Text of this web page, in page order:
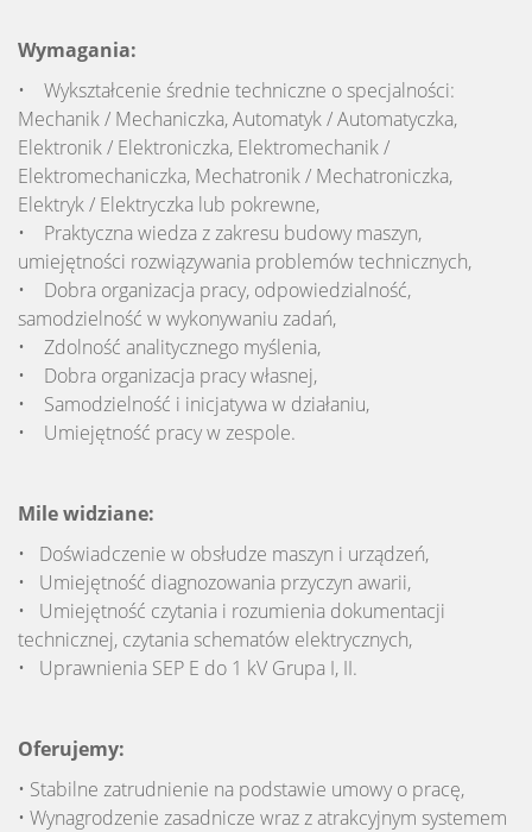
Wymagania:
• Wykształcenie średnie techniczne o specjalności:
Mechanik / Mechaniczka, Automatyk / Automatyczka,
Elektronik / Elektroniczka, Elektromechanik /
Elektromechaniczka, Mechatronik / Mechatroniczka,
Elektryk / Elektryczka lub pokrewne,
• Praktyczna wiedza z zakresu budowy maszyn,
umiejętności rozwiązywania problemów technicznych,
• Dobra organizacja pracy, odpowiedzialność,
samodzielność w wykonywaniu zadań,
• Zdolność analitycznego myślenia,
• Dobra organizacja pracy własnej,
• Samodzielność i inicjatywa w działaniu,
• Umiejętność pracy w zespole.
Mile widziane:
• Doświadczenie w obsłudze maszyn i urządzeń,
• Umiejętność diagnozowania przyczyn awarii,
• Umiejętność czytania i rozumienia dokumentacji
technicznej, czytania schematów elektrycznych,
• Uprawnienia SEP E do 1 kV Grupa I, II.
Oferujemy:
• Stabilne zatrudnienie na podstawie umowy o pracę,
• Wynagrodzenie zasadnicze wraz z atrakcyjnym systemem